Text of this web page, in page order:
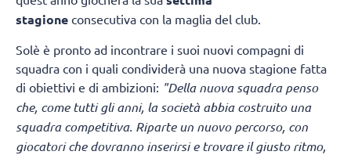
stagione consecutiva con la maglia del club.
Solè è pronto ad incontrare i suoi nuovi compagni di
squadra con i quali condividerà una nuova stagione fatta
di obiettivi e di ambizioni: "Della nuova squadra penso
che, come tutti gli anni, la società abbia costruito una
squadra competitiva. Riparte un nuovo percorso, con
giocatori che dovranno inserirsi e trovare il giusto ritmo,